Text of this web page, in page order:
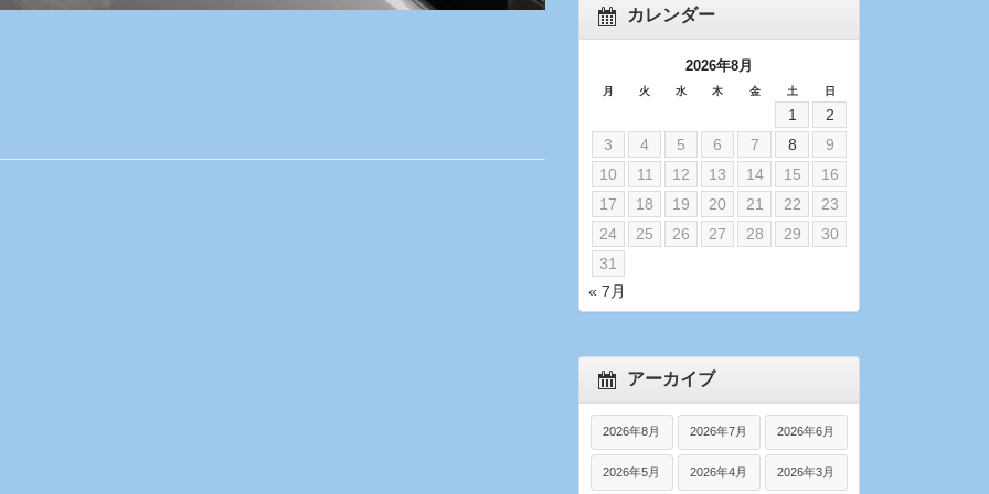
カレンダー
2026年8月
月 火 水 木 金 土 日
1
2
3
4 5 6 7 8
9
10
11 12 13 14 15
16
17
18 19 20 21 22
23
24
25 26 27 28 29
30
31
« 7月
アーカイブ
2026年8月 2026年7月 2026年6月
2026年5月 2026年4月 2026年3月